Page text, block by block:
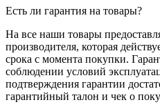
Есть ли гарантия на товары?
На все наши товары
производителя, которая
срока с момента покупки.
соблюдении условий
подтверждения гарантии
гарантийный талон и чек о